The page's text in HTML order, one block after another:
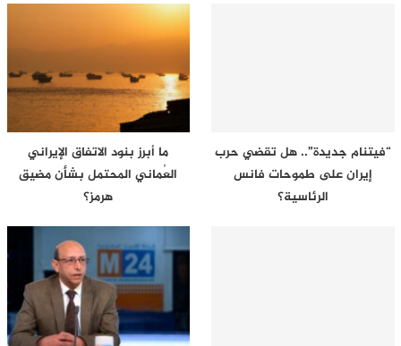
“فيتنام جديدة”.. هل تقضي حرب
إيران على طموحات فانس
الرئاسية؟
ما أبرز بنود الاتفاق الإيراني
العُماني المحتمل بشأن مضيق
هرمز؟